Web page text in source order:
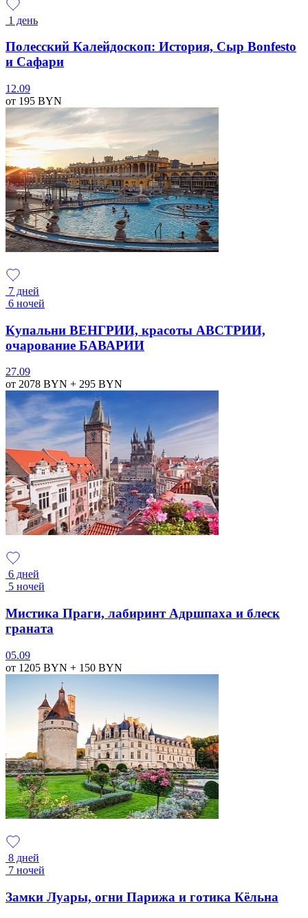
1 день
Полесский Калейдоскоп: История, Сыр Bonfesto
и Сафари
12.09
от 195 BYN
7 дней
6 ночей
Купальни ВЕНГРИИ, красоты АВСТРИИ,
очарование БАВАРИИ
27.09
от 2078 BYN + 295 BYN
6 дней
5 ночей
Мистика Праги, лабиринт Адршпаха и блеск
граната
05.09
от 1205 BYN + 150 BYN
8 дней
7 ночей
Замки Луары, огни Парижа и готика Кёльна